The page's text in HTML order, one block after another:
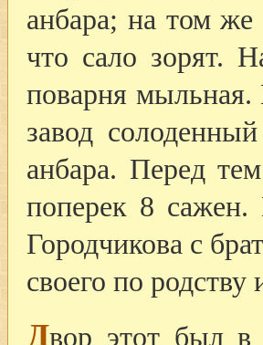
анбара; на том же
что сало зорят.
поварня мыльная.
завод
анбара. Перед
поперек 8 сажен.
Городчикова с
своего по
Двор этот был в